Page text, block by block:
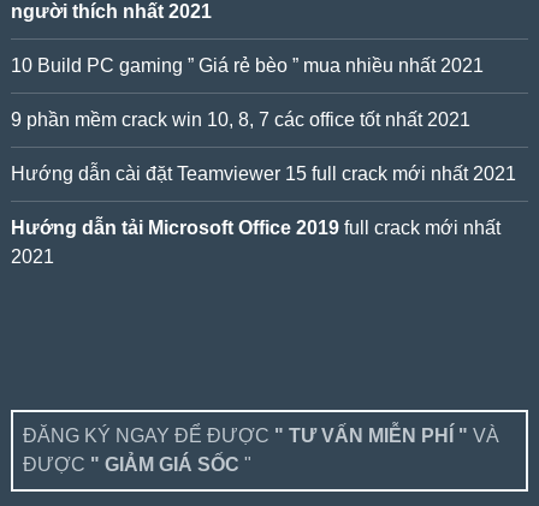
người thích nhất 2021
10 Build PC gaming ” Giá rẻ bèo ” mua nhiều nhất 2021
9 phần mềm crack win 10, 8, 7 các office tốt nhất 2021
Hướng dẫn cài đặt Teamviewer 15 full crack mới nhất 2021
Hướng dẫn tải Microsoft Office 2019full crack mới nhất
2021
ĐĂNG KÝ NGAY ĐỂ ĐƯỢC " TƯ VẤN MIỄN PHÍ " VÀ
ĐƯỢC " GIẢM GIÁ SỐC "